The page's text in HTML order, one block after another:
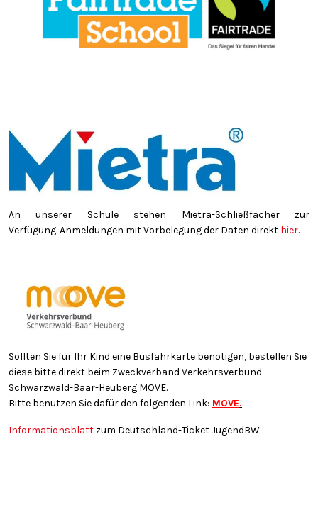
An unserer Schule stehen Mietra-Schließfächer zur
Verfügung. Anmeldungen mit Vorbelegung der Daten direkt hier.
Sollten Sie für Ihr Kind eine Busfahrkarte benötigen, bestellen Sie
diese bitte direkt beim Zweckverband Verkehrsverbund
Schwarzwald-Baar-Heuberg MOVE.
Bitte benutzen Sie dafür den folgenden Link: MOVE.
Informationsblatt zum Deutschland-Ticket JugendBW